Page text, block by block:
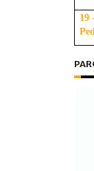
19